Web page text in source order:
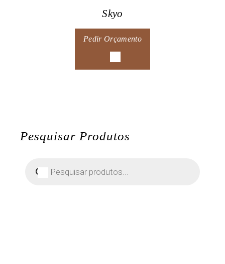
Skyo
Pedir Orçamento
Pesquisar Produtos
produtos